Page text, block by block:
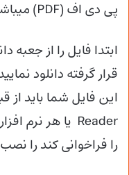
پی دی اف (PDF) میباشد.
ابتدا فایل را از
قرار گرفته دانلود
را فراخوانی کند را